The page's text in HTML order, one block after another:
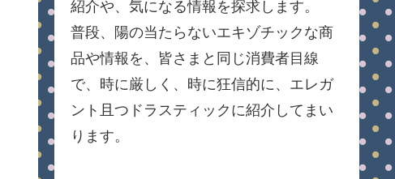
紹介や、気になる情報を探求します。
普段、陽の当たらないエキゾチックな商
品や情報を、皆さまと同じ消費者目線
で、時に厳しく、時に狂信的に、エレガ
ント且つドラスティックに紹介してまい
ります。